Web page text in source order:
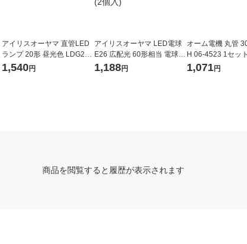
アイリスオーヤマ 直管LED
ランプ 20形 昼光色 LDG20
T・D・9/10E 1本
1,540円
アイリスオーヤマ LED電球
E26 広配光 60形相当 電球色
2個セット LDA7L-G-6T62P
1,188円
オーム電機 丸管
H 06-4523 1セット
1,071円
商品を閲覧すると履歴が表示されます